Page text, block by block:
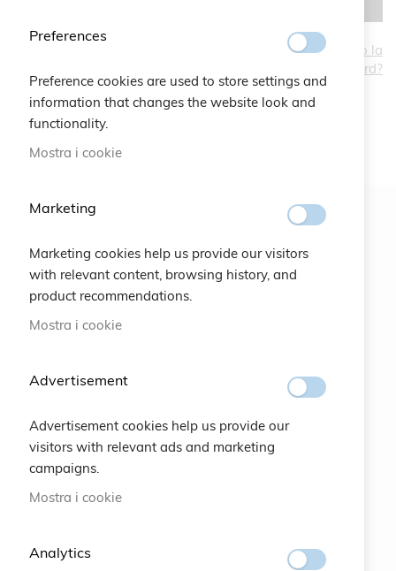
Hai dimenticato la
password?
ISCRIVITI
Bracelets
Charity
Vintage
Preferences
Preference cookies are used to store settings and
information that changes the website look and
functionality.
Mostra i cookie
Marketing
Marketing cookies help us provide our visitors
with relevant content, browsing history, and
product recommendations.
Mostra i cookie
Advertisement
Advertisement cookies help us provide our
visitors with relevant ads and marketing
campaigns.
Mostra i cookie
Analytics